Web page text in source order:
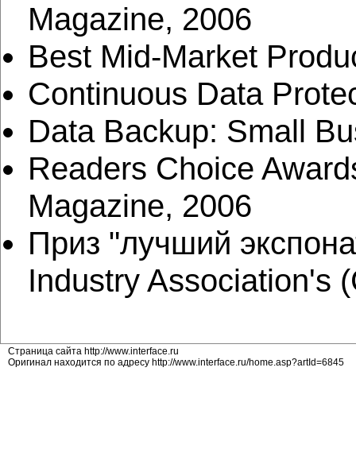
Magazine, 2006
Best Mid-Market
Continuous Data
Data Backup: Small
Readers Choice
Magazine, 2006
Приз "лучший
Industry Association's
Страница сайта http://www.interface.ru
Оригинал находится по адресу http://www.interface.ru/home.asp?artId=6845